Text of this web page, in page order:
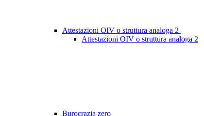
Attestazioni OIV o struttura analoga 2
Attestazioni OIV o struttura analoga 2
Burocrazia zero